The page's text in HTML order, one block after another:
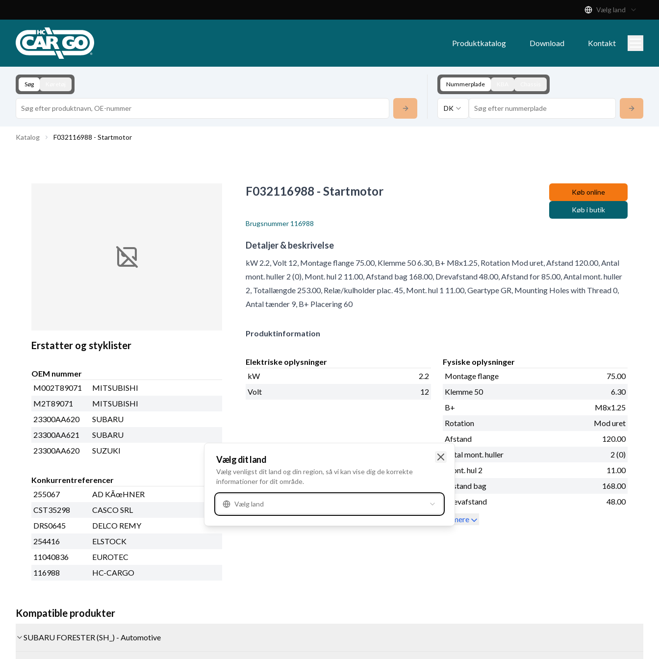
Download
Kontakt
Vælg land
Produktkatalog Download Kontakt
Søg Nummerplade
DK
Katalog F032116988 - Startmotor
Erstatter og styklister
OEM nummer
M002T89071
MITSUBISHI
M2T89071
MITSUBISHI
23300AA620
SUBARU
23300AA621
SUBARU
23300AA620
SUZUKI
Konkurrentreferencer
255067
AD KÃœHNER
CST35298
CASCO SRL
DRS0645
DELCO REMY
254416
ELSTOCK
11040836
EUROTEC
116988
HC-CARGO
F032116988 - Startmotor Køb online
Køb i butik
Brugsnummer 116988
Detaljer & beskrivelse
kW 2.2, Volt 12, Montage flange 75.00, Klemme 50 6.30, B+ M8x1.25, Rotation Mod uret, Afstand 120.00, Antal
mont. huller 2 (0), Mont. hul 2 11.00, Afstand bag 168.00, Drevafstand 48.00, Afstand for 85.00, Antal mont. huller
2, Totallængde 253.00, Relæ/kulholder plac. 45, Mont. hul 1 11.00, Geartype GR, Mounting Holes with Thread 0,
Antal tænder 9, B+ Placering 60
Produktinformation
Elektriske oplysninger
kW
2.2
Volt
12
Fysiske oplysninger
Montage flange
75.00
Klemme 50
6.30
B+
M8x1.25
Rotation
Mod uret
Afstand
120.00
Antal mont. huller
2 (0)
Mont. hul 2
11.00
Afstand bag
168.00
Drevafstand
48.00
Se mere
Kompatible produkter
SUBARU FORESTER (SH_) - Automotive
Vælg dit land
Vælg venligst dit land og din region, så vi kan vise dig de korrekte
informationer for dit område.
Vælg land
Close